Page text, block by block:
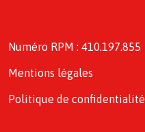
Numéro RPM : 410.197.855
Mentions légales
Politique de confidentialité